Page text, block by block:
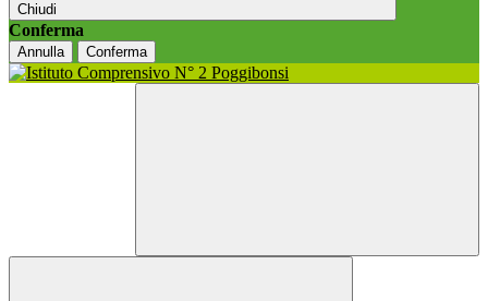
Chiudi
Conferma
Annulla Conferma